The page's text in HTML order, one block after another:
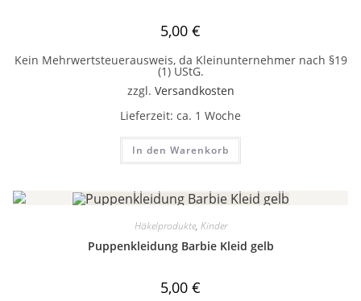
5,00 €
Kein Mehrwertsteuerausweis, da Kleinunternehmer nach §19
(1) UStG.
zzgl. Versandkosten
Lieferzeit: ca. 1 Woche
In den Warenkorb
Häkelprodukte, Kinder
Puppenkleidung Barbie Kleid gelb
5,00 €